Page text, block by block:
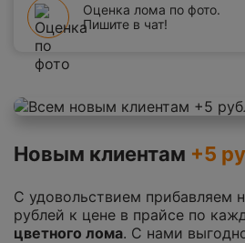
Оценка лома по фото.
Пишите в чат!
Новым клиентам +5
С удовольствием прибавляем
рублей к цене в прайсе по
цветного лома. С нами